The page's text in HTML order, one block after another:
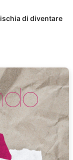
di diventare